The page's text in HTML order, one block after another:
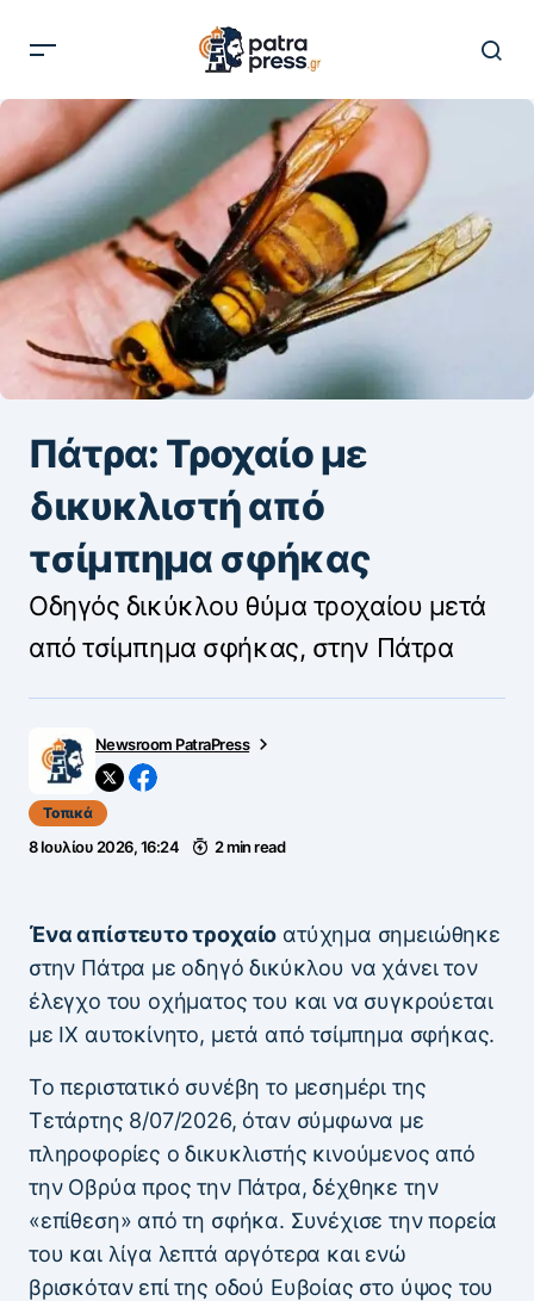
Πάτρα: Τροχαίο με
δικυκλιστή από
τσίμπημα σφήκας
Οδηγός δικύκλου θύμα τροχαίου μετά
από τσίμπημα σφήκας, στην Πάτρα
Newsroom PatraPress
Τοπικά
8 Ιουλίου 2026, 16:24 2 min read
Ένα απίστευτο τροχαίο ατύχημα σημειώθηκε
στην Πάτρα με οδηγό δικύκλου να χάνει τον
έλεγχο του οχήματος του και να συγκρούεται
με ΙΧ αυτοκίνητο, μετά από τσίμπημα σφήκας.
Το περιστατικό συνέβη το μεσημέρι της
Τετάρτης 8/07/2026, όταν σύμφωνα με
πληροφορίες ο δικυκλιστής κινούμενος από
την Οβρύα προς την Πάτρα, δέχθηκε την
«επίθεση» από τη σφήκα. Συνέχισε την πορεία
του και λίγα λεπτά αργότερα και ενώ
βρισκόταν επί της οδού Ευβοίας στο ύψος του